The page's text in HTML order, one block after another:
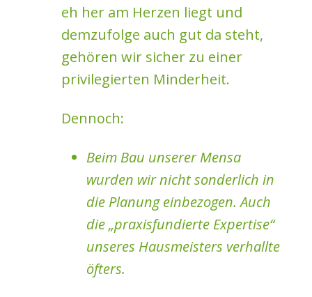
eh her am Herzen liegt und
demzufolge auch gut da steht,
gehören wir sicher zu einer
privilegierten Minderheit.
Dennoch:
Beim Bau unserer Mensa
wurden wir nicht sonderlich in
die Planung einbezogen. Auch
die „praxisfundierte Expertise“
unseres Hausmeisters verhallte
öfters.